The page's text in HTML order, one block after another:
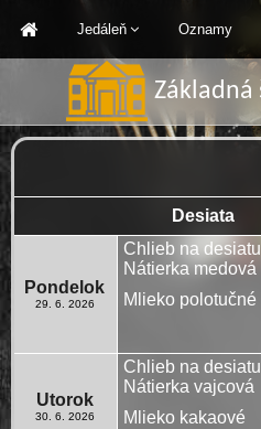
Jedáleň Oznamy
Základná
Desiata
Pondelok
29. 6. 2026
Chlieb na desiatu
Nátierka medová
Mlieko polotučné
Utorok
30. 6. 2026
Chlieb na desiatu
Nátierka vajcová
Mlieko kakaové